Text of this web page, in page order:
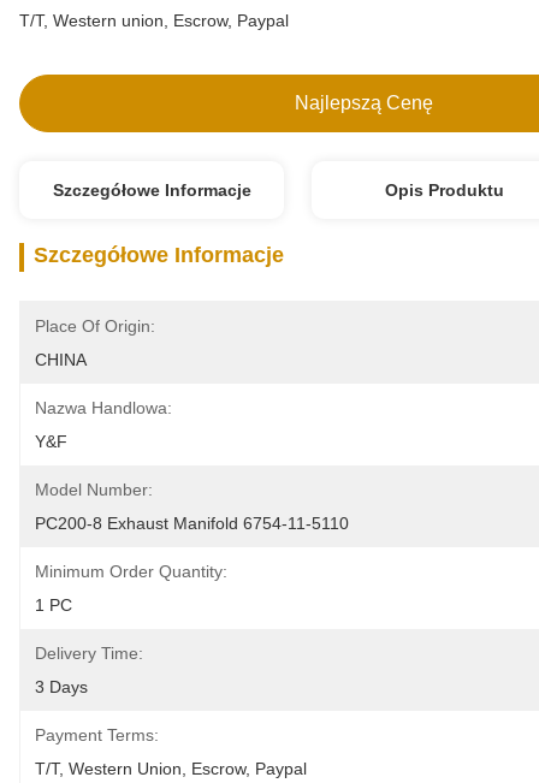
T/T, Western union, Escrow, Paypal
Najlepszą Cenę
Szczegółowe Informacje Opis Produktu
Szczegółowe Informacje
Place Of Origin:
CHINA
Nazwa Handlowa:
Y&F
Model Number:
PC200-8 Exhaust Manifold 6754-11-5110
Minimum Order Quantity:
1 PC
Delivery Time:
3 Days
Payment Terms:
T/T, Western Union, Escrow, Paypal